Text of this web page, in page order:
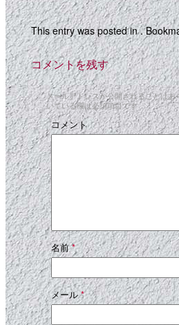
This entry was posted in .
コメントを残す
メールアドレスが公開されることはあ
いている欄は必須項目です
コメント
名前*
メール*